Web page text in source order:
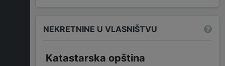
NEKRETNINE U VLASNIŠTVU
Katastarska opština